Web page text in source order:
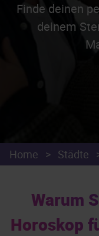
Finde deinen
deinem
Home > Städte
Warum
Horoskop